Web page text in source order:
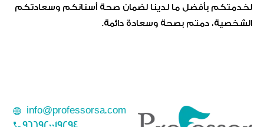
لخدمتكم بأفضل ما لدينا لضمان صحة أسنانكم وسعادتكم
الشخصية، دمتم بصحة وسعادة دائمة.
info@professorsa.com
966920019294